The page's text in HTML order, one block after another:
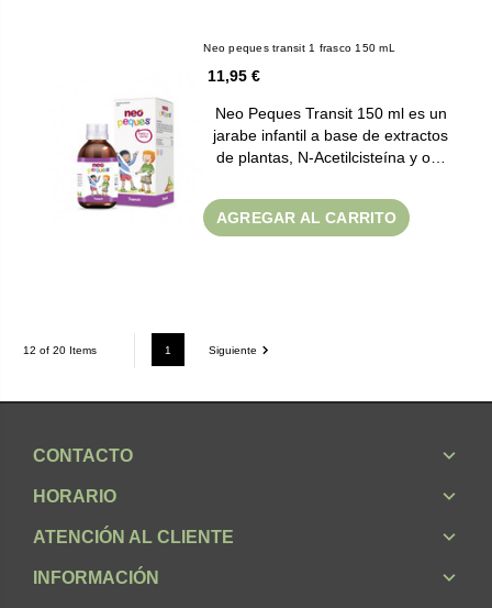
Neo peques transit 1 frasco 150 mL
11,95 €
Neo Peques Transit 150 ml es un
jarabe infantil a base de extractos
de plantas, N-Acetilcisteína y o…
AGREGAR AL CARRITO
12 of 20 Items 1 Siguiente
CONTACTO
HORARIO
ATENCIÓN AL CLIENTE
INFORMACIÓN